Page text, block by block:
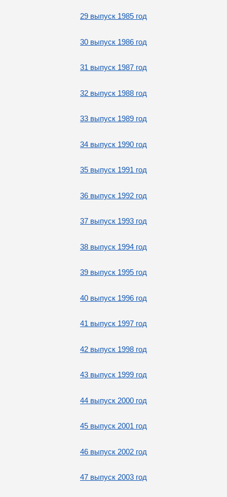
29 выпуск 1985 год
30 выпуск 1986 год
31 выпуск 1987 год
32 выпуск 1988 год
33 выпуск 1989 год
34 выпуск 1990 год
35 выпуск 1991 год
36 выпуск 1992 год
37 выпуск 1993 год
38 выпуск 1994 год
39 выпуск 1995 год
40 выпуск 1996 год
41 выпуск 1997 год
42 выпуск 1998 год
43 выпуск 1999 год
44 выпуск 2000 год
45 выпуск 2001 год
46 выпуск 2002 год
47 выпуск 2003 год